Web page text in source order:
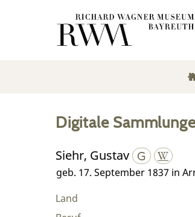
Digitale
Siehr, Gustav
geb. 17. September 1837 in
Land